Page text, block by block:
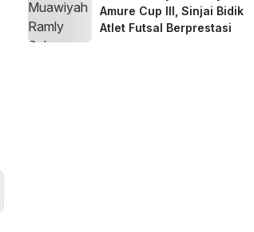
Amure Cup III, Sinjai Bidik
Atlet Futsal Berprestasi